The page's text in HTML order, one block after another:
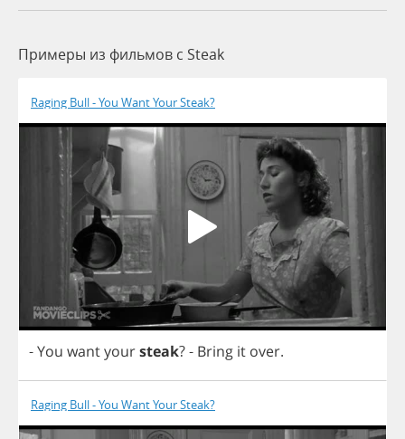
Примеры из фильмов c Steak
Raging Bull - You Want Your Steak?
-You wantyoursteak?- Bring it over.
Raging Bull - You Want Your Steak?